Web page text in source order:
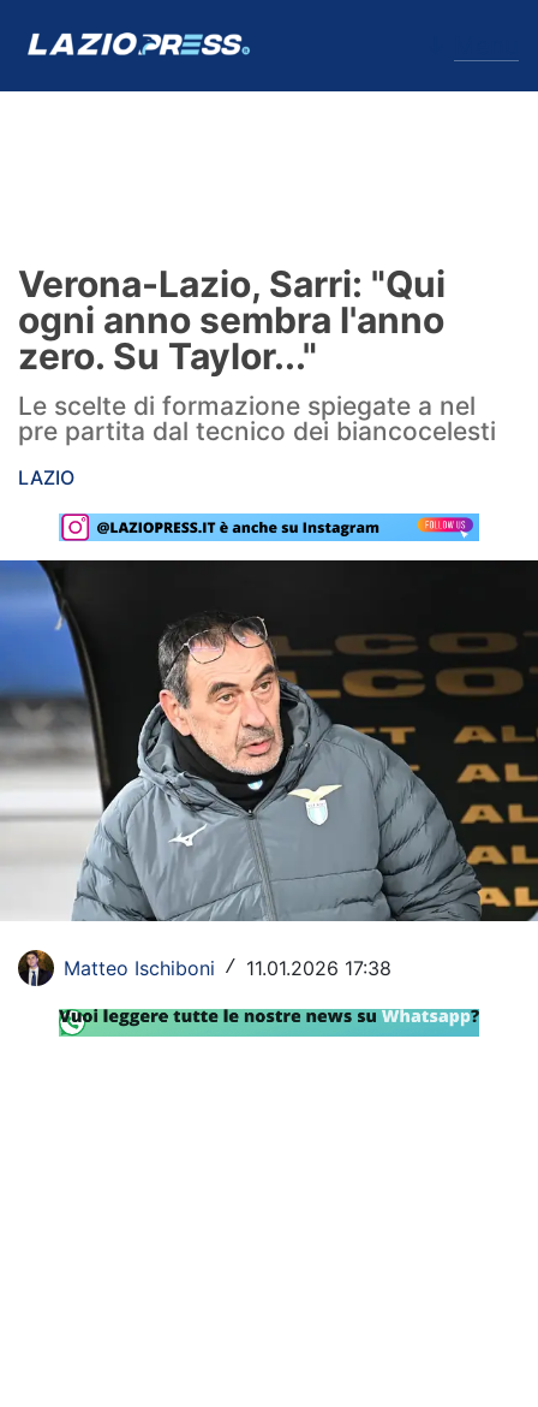
Formello
Infortuni
Primavera
Calciomercato
Lazio Women
Rassegna Lazio
Social
Calcio
Serie A
Champions League
Europa League
Altri Sport
Formula 1
Tennis
Verona-Lazio, Sarri: "Qui
ogni anno sembra l'anno
zero. Su Taylor..."
Le scelte di formazione spiegate a nel
pre partita dal tecnico dei biancocelesti
LAZIO
Matteo Ischiboni / 11.01.2026 17:38